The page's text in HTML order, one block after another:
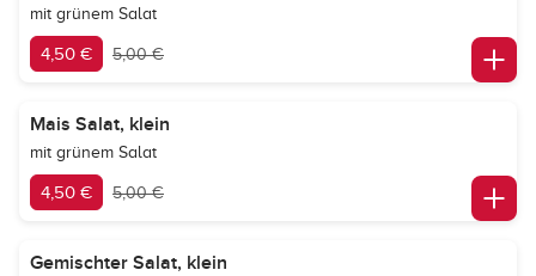
mit grünem Salat
4,50 € 5,00 €
Mais Salat, klein
mit grünem Salat
4,50 € 5,00 €
Gemischter Salat, klein